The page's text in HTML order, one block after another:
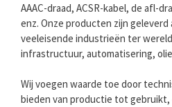
AAAC-draad, ACSR-kabel, de afl-
enz. Onze producten zijn geleverd
veeleisende industrieën ter
infrastructuur, automatisering,
Wij voegen waarde toe door
bieden van productie tot gebruikt,